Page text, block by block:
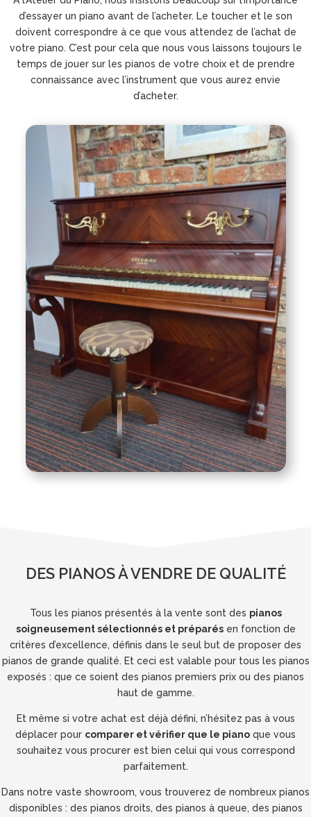
d’essayer un piano avant de l’acheter. Le toucher et le son
doivent correspondre à ce que vous attendez de l’achat de
votre piano. C’est pour cela que nous vous laissons toujours le
temps de jouer sur les pianos de votre choix et de prendre
connaissance avec l’instrument que vous aurez envie
d’acheter.
DES PIANOS À VENDRE DE QUALITÉ
Tous les pianos présentés à la vente sont des pianos
soigneusement sélectionnés et préparésen fonction de
critères d’excellence, définis dans le seul but de proposer des
pianos de grande qualité. Et ceci est valable pour tous les pianos
exposés : que ce soient des pianos premiers prix ou des pianos
haut de gamme.
Et même si votre achat est déjà défini, n’hésitez pas à vous
déplacer pour comparer et vérifier que le piano que vous
souhaitez vous procurer est bien celui qui vous correspond
parfaitement.
Dans notre vaste showroom, vous trouverez de nombreux pianos
disponibles : des pianos droits, des pianos à queue, des pianos